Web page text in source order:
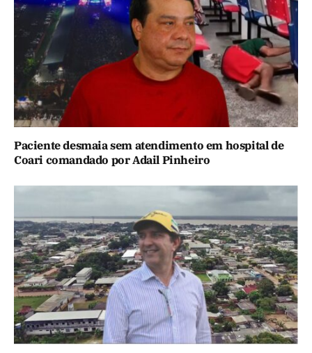
Paciente desmaia sem atendimento em hospital de
Coari comandado por Adail Pinheiro